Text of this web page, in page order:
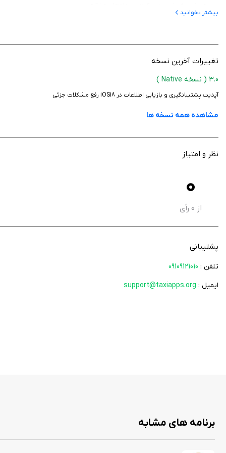
جستجو و گزارش‌های پیشرفته
پشتیبان‌گیری اطلاعات با گوگل درایو به صورت اتوماتیک (روزانه، هفتگی و
انتخاب واحد پول در تنظیمات (ریال، تومان، دلار، یورو و ...)
امکان خروجی گرفتن با فرمت‌های Excel و PDF ✓ به اشتراک‌گذاری مشخصات چک از طریق ایمیل، پیامک
پشتیبان‌گیری و بازیابی اطلاعات با گوگل درایو
نسخه کامل بدون محدودیت زمانی و قابلیت انتقال به گوشی دیگر
اگر فردی هستید که با انواع چک سروکار دارید و به برنامه‌ای برای مدیریت چک‌های خود نیاز دارید، حتما برنامه یادآور چک 2 را دانلود کنید و از آن برای کنترل
بیشتر بخوانید
تغییرات آخرین نسخه
3.0 ( نسخه Native )
آپدیت پشتیبانگیری و بازیابی اطلاعات در iOS18 رفع مشکلات جزئی
مشاهده همه نسخه ها
نظر و امتیاز
0
از 0 رأی
پشتیبانی
تلفن : 09109121010
ایمیل : support@taxiapps.org
برنامه های مشابه